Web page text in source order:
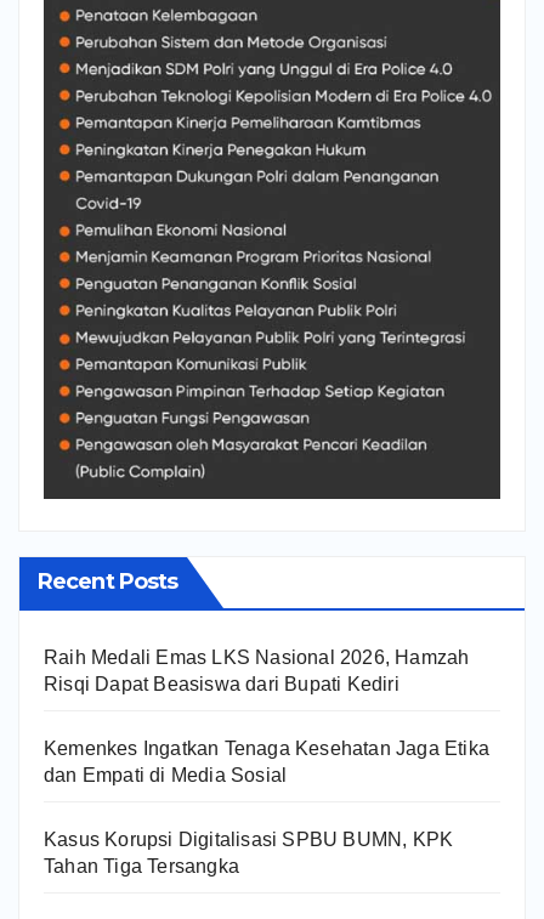
Recent Posts
Raih Medali Emas LKS Nasional 2026, Hamzah
Risqi Dapat Beasiswa dari Bupati Kediri
Kemenkes Ingatkan Tenaga Kesehatan Jaga Etika
dan Empati di Media Sosial
Kasus Korupsi Digitalisasi SPBU BUMN, KPK
Tahan Tiga Tersangka